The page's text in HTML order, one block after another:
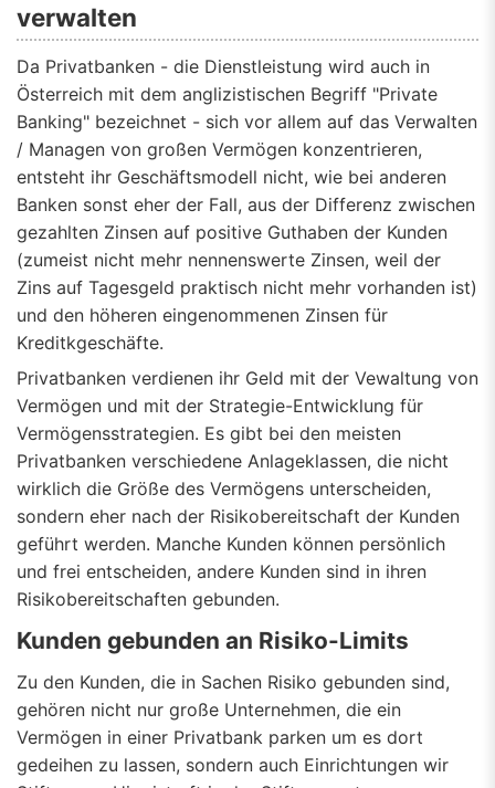
verwalten
Da Privatbanken - die Dienstleistung wird auch in
Österreich mit dem anglizistischen Begriff "Private
Banking" bezeichnet - sich vor allem auf das Verwalten
/ Managen von großen Vermögen konzentrieren,
entsteht ihr Geschäftsmodell nicht, wie bei anderen
Banken sonst eher der Fall, aus der Differenz zwischen
gezahlten Zinsen auf positive Guthaben der Kunden
(zumeist nicht mehr nennenswerte Zinsen, weil der
Zins auf Tagesgeld praktisch nicht mehr vorhanden ist)
und den höheren eingenommenen Zinsen für
Kreditkgeschäfte.
Privatbanken verdienen ihr Geld mit der Vewaltung von
Vermögen und mit der Strategie-Entwicklung für
Vermögensstrategien. Es gibt bei den meisten
Privatbanken verschiedene Anlageklassen, die nicht
wirklich die Größe des Vermögens unterscheiden,
sondern eher nach der Risikobereitschaft der Kunden
geführt werden. Manche Kunden können persönlich
und frei entscheiden, andere Kunden sind in ihren
Risikobereitschaften gebunden.
Kunden gebunden an Risiko-Limits
Zu den Kunden, die in Sachen Risiko gebunden sind,
gehören nicht nur große Unternehmen, die ein
Vermögen in einer Privatbank parken um es dort
gedeihen zu lassen, sondern auch Einrichtungen wir